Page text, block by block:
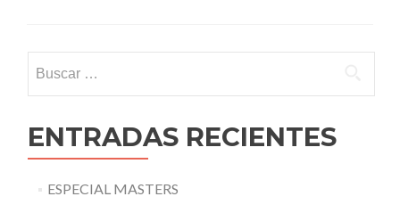
ENTRADAS RECIENTES
ESPECIAL MASTERS